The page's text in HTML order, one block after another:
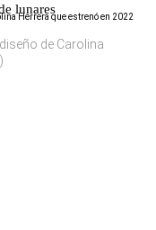
lunares
de Carolina